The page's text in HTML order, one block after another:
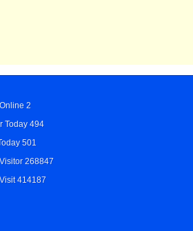
2
Today 494
501
268847
414187